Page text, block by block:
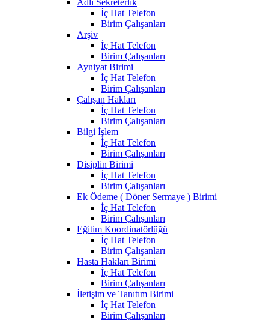
İç Hat Telefon
Birim Çalışanları
Arşiv
İç Hat Telefon
Birim Çalışanları
Ayniyat Birimi
İç Hat Telefon
Birim Çalışanları
Çalışan Hakları
İç Hat Telefon
Birim Çalışanları
Bilgi İşlem
İç Hat Telefon
Birim Çalışanları
Disiplin Birimi
İç Hat Telefon
Birim Çalışanları
Ek Ödeme ( Döner Sermaye ) Birimi
İç Hat Telefon
Birim Çalışanları
Eğitim Koordinatörlüğü
İç Hat Telefon
Birim Çalışanları
Hasta Hakları Birimi
İç Hat Telefon
Birim Çalışanları
İletişim ve Tanıtım Birimi
İç Hat Telefon
Birim Çalışanları